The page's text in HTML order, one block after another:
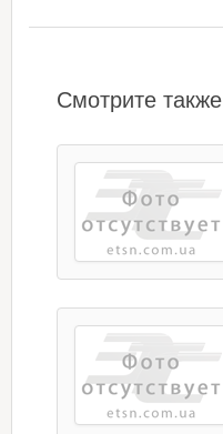
Смотрите также